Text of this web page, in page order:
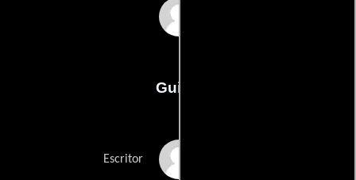
Guión
Escritor